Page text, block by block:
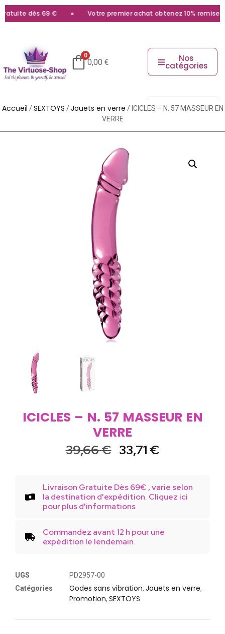
dès 69 € Votre premier achat obtenez 10% remise
0
0,00 € Nos
catégories
Accueil /SEXTOYS /Jouets en verre / ICICLES – N. 57 MASSEUR EN
VERRE
ICICLES – N. 57 MASSEUR EN
VERRE
39,66€ 33,71 €
Livraison Gratuite Dès 69€ , varie selon
la destination d'expédition. Cliquez ici
pour plus d'informations
Commandez avant 12 h pour une
expédition le lendemain.
UGS
PD2957-00
Catégories
Godes sans vibration, Jouets en verre,
Promotion, SEXTOYS